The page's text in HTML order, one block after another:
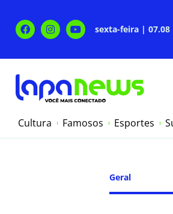
sexta-feira | 07.08
Cultura Famosos Esportes
Geral